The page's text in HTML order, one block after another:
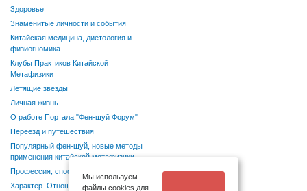
Здоровье
Знаменитые личности и события
Китайская медицина, диетология и
физиогномика
Клубы Практиков Китайской
Метафизики
Летящие звезды
Личная жизнь
О работе Портала "Фен-шуй Форум"
Переезд и путешествия
Популярный фен-шуй, новые методы
применения китайской метафизики
Профессия, способности, хобби
Характер. Отношения в семье и
Мы используем
файлы cookies для